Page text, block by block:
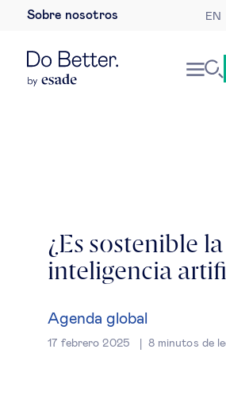
Sobre nosotros EN
Economía
Empresa
Derecho
¿Es sostenible la
inteligencia
Agenda global
17 febrero 2025 8minutos de